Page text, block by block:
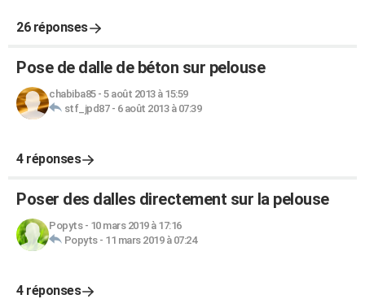
26 réponses
Pose de dalle de béton sur pelouse
chabiba85- 5 août 2013 à 15:59
stf_jpd87- 6 août 2013 à 07:39
4 réponses
Poser des dalles directement sur la pelouse
Popyts- 10 mars 2019 à 17:16
Popyts- 11 mars 2019 à 07:24
4 réponses